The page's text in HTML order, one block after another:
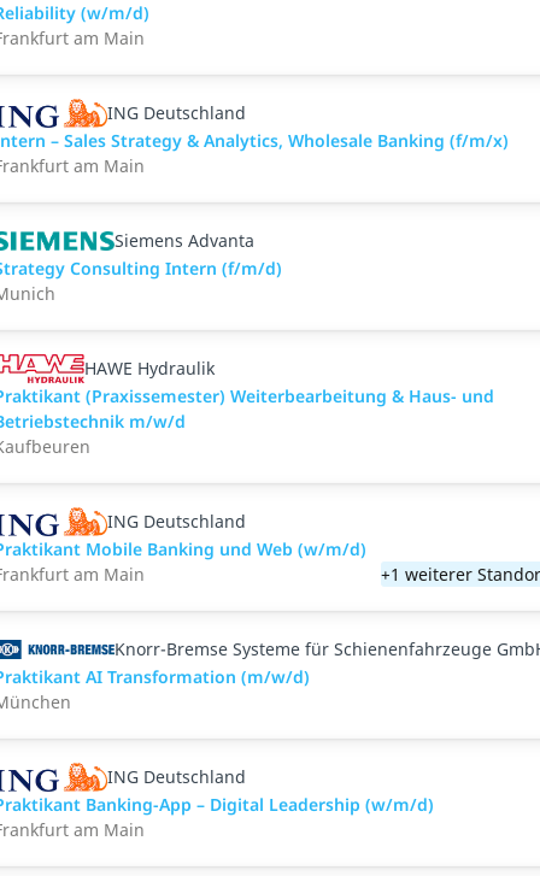
(w/m/d)
am Main
ING Deutschland
– Sales Strategy & Analytics, Wholesale Banking (f/m/x)
am Main
Siemens Advanta
Consulting Intern (f/m/d)
HAWE Hydraulik
(Praxissemester) Weiterbearbeitung & Haus- und
m/w/d
ING Deutschland
Mobile Banking und Web (w/m/d)
am Main
+1 weiterer
Knorr-Bremse Systeme für Schienenfahrzeuge
AI Transformation (m/w/d)
ING Deutschland
Banking-App – Digital Leadership (w/m/d)
am Main